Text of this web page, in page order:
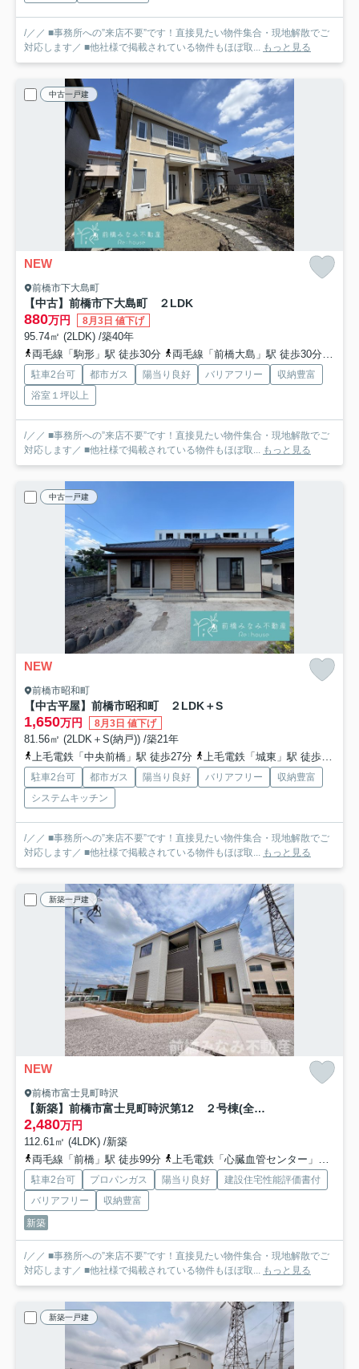
/／／ ■事務所への”来店不要”です！直接見たい物件集合・現地解散でご
対応します／ ■他社様で掲載されている物件もほぼ取... もっと見る
中古一戸建
NEW
前橋市下大島町
【中古】前橋市下大島町 ２LDK
880万円 8月3日 値下げ
95.74㎡ (2LDK) /築40年
両毛線「駒形」駅 徒歩30分
両毛線「前橋大島」駅 徒歩30分
駐車2台可 都市ガス 陽当り良好 バリアフリー
収納豊富
浴室１坪以上
/／／ ■事務所への”来店不要”です！直接見たい物件集合・現地解散でご
対応します／ ■他社様で掲載されている物件もほぼ取... もっと見る
中古一戸建
NEW
前橋市昭和町
【中古平屋】前橋市昭和町 ２LDK＋S
1,650万円 8月3日 値下げ
81.56㎡ (2LDK＋S(納戸)) /築21年
上毛電鉄「中央前橋」駅 徒歩27分
上毛電鉄「城東」駅 徒歩33分
駐車2台可 都市ガス 陽当り良好 バリアフリー
収納豊富
システムキッチン
/／／ ■事務所への”来店不要”です！直接見たい物件集合・現地解散でご
対応します／ ■他社様で掲載されている物件もほぼ取... もっと見る
新築一戸建
NEW
前橋市富士見町時沢
【新築】前橋市富士見町時沢第12 ２号棟(全５棟) リーブルガーデン 新築建売分譲
2,480万円
112.61㎡ (4LDK) /新築
両毛線「前橋」駅 徒歩99分
上毛電鉄「心臓血管センター」駅 徒歩74分
駐車2台可 プロパンガス 陽当り良好
建設住宅性能評価書付
バリアフリー
収納豊富
新築
/／／ ■事務所への”来店不要”です！直接見たい物件集合・現地解散でご
対応します／ ■他社様で掲載されている物件もほぼ取... もっと見る
新築一戸建